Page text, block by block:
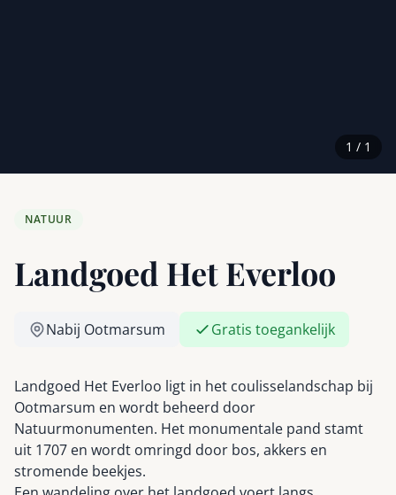
1 / 1
NATUUR
Landgoed Het Everloo
Nabij Ootmarsum Gratis toegankelijk
Landgoed Het Everloo ligt in het coulisselandschap bij
Ootmarsum en wordt beheerd door
Natuurmonumenten. Het monumentale pand stamt
uit 1707 en wordt omringd door bos, akkers en
stromende beekjes.